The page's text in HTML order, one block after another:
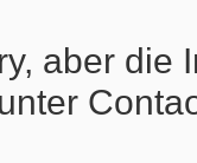
aber die